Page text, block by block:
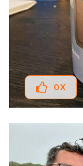
0X